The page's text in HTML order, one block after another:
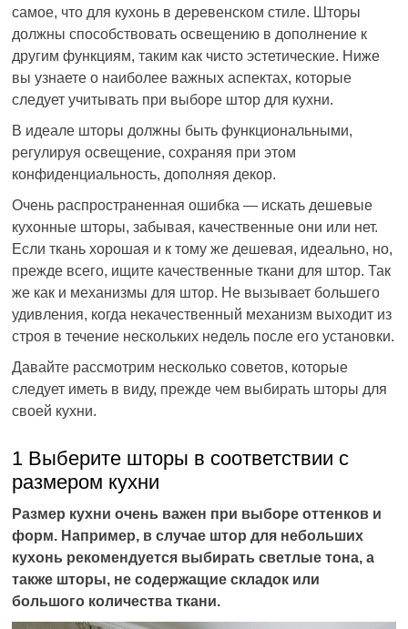
самое, что для кухонь в деревенском стиле. Шторы
должны способствовать освещению в дополнение к
другим функциям, таким как чисто эстетические. Ниже
вы узнаете о наиболее важных аспектах, которые
следует учитывать при выборе штор для кухни.
В идеале шторы должны быть функциональными,
регулируя освещение, сохраняя при этом
конфиденциальность, дополняя декор.
Очень распространенная ошибка — искать дешевые
кухонные шторы, забывая, качественные они или нет.
Если ткань хорошая и к тому же дешевая, идеально, но,
прежде всего, ищите качественные ткани для штор. Так
же как и механизмы для штор. Не вызывает большего
удивления, когда некачественный механизм выходит из
строя в течение нескольких недель после его установки.
Давайте рассмотрим несколько советов, которые
следует иметь в виду, прежде чем выбирать шторы для
своей кухни.
1 Выберите шторы в соответствии с
размером кухни
Размер кухни очень важен при выборе оттенков и
форм. Например, в случае штор для небольших
кухонь рекомендуется выбирать светлые тона, а
также шторы, не содержащие складок или
большого количества ткани.